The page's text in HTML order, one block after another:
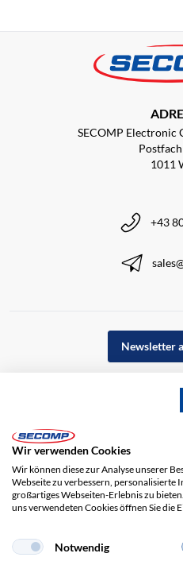
SECOMP Electronic
1011
+43
Newsletter
Impressum AGB
Wir verwenden Cookies
Wir können diese zur Analyse unserer
Webseite zu verbessern, personalisierte
großartiges Webseiten-Erlebnis zu
uns verwendeten Cookies öffnen Sie die
Notwendig